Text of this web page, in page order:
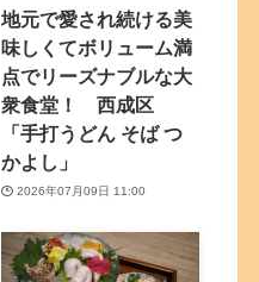
地元で愛され続ける美
味しくてボリューム満
点でリーズナブルな大
衆食堂！ 西成区
「手打うどん そば つ
かよし」
2026年07月09日 11:00